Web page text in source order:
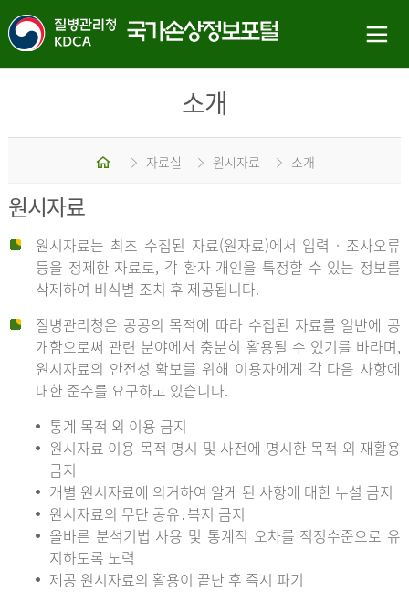
소개
홈 자료실 원시자료 소개
원시자료
원시자료는 최초 수집된 자료(원자료)에서 입력 · 조사오류
등을 정제한 자료로, 각 환자 개인을 특정할 수 있는 정보를
삭제하여 비식별 조치 후 제공됩니다.
질병관리청은 공공의 목적에 따라 수집된 자료를 일반에 공
개함으로써 관련 분야에서 충분히 활용될 수 있기를 바라며,
원시자료의 안전성 확보를 위해 이용자에게 각 다음 사항에
대한 준수를 요구하고 있습니다.
통계 목적 외 이용 금지
원시자료 이용 목적 명시 및 사전에 명시한 목적 외 재활용
금지
개별 원시자료에 의거하여 알게 된 사항에 대한 누설 금지
원시자료의 무단 공유․복지 금지
올바른 분석기법 사용 및 통계적 오차를 적정수준으로 유
지하도록 노력
제공 원시자료의 활용이 끝난 후 즉시 파기